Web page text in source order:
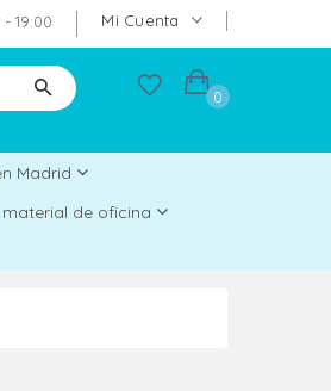
Mi Cuenta
19:00
0
Madrid
de oficina